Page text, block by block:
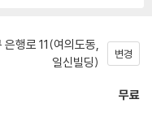
행로 11(여의도동,
일신빌딩)
변경
무료